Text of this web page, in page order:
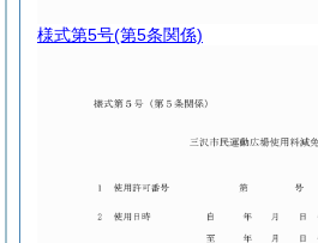
様式第5号(第5条関係)